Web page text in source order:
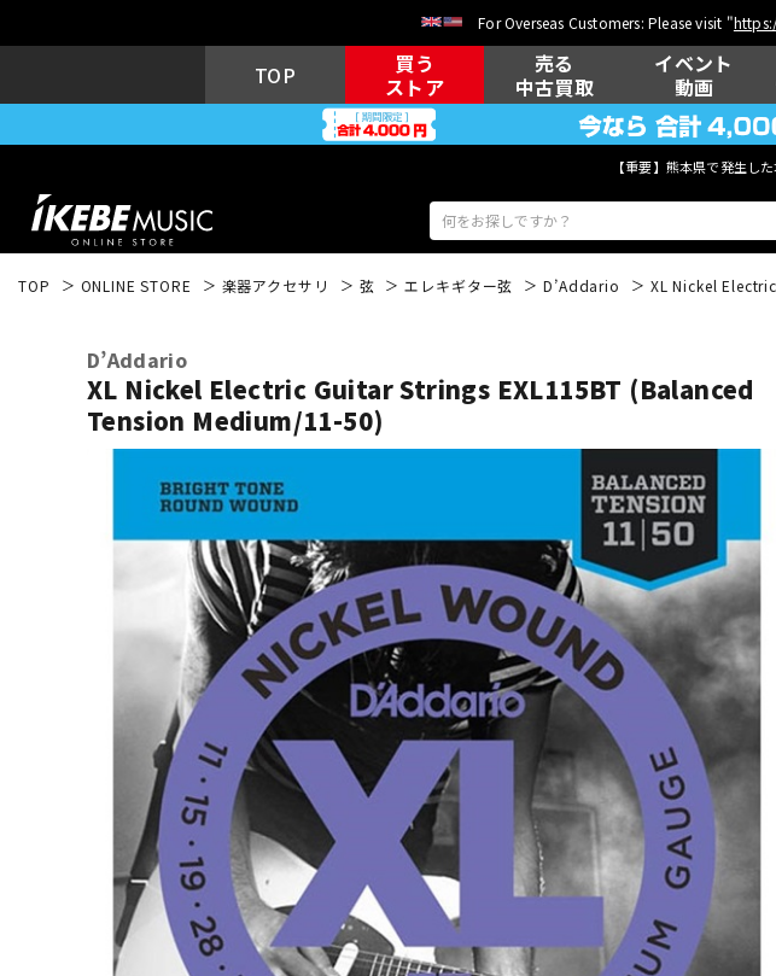
For Overseas Customers: Please visit "
TOP
買う
ストア
売る
中古買取
イベント
動画
【重要】熊本県で発生し
キーボード 電子ピアノ 管楽器
DJ機器 DTM DTM オンラ
イン納品
中古 ヴィンテージ
TOP ONLINE STORE 楽器アクセサリ 弦 エレキギター弦 D’Addario XL Nickel
D’Addario
XL Nickel Electric Guitar Strings EXL115BT (Balanced
Tension Medium/11-50)